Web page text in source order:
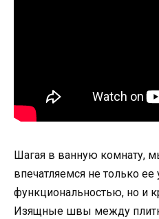
Шагая в ванную комнату,
впечатляемся не только
функциональностью, но и
Изящные швы между